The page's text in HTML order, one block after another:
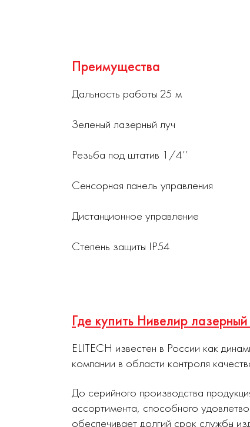
Преимущества
Дальность работы 25 м
Зеленый лазерный луч
Резьба под штатив 1/4’’
Сенсорная панель управления
Дистанционное управление
Степень защиты IP54
Где купить Нивелир
ELITECH известен в России как
компании в области контроля
До серийного производства
ассортимента, способного
обеспечивает долгий срок службы